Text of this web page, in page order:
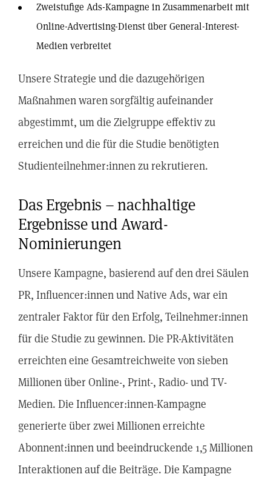
Zweistufige Ads-Kampagne in Zusammenarbeit mit
Online-Advertising-Dienst über General-Interest-
Medien verbreitet
Unsere Strategie und die dazugehörigen
Maßnahmen waren sorgfältig aufeinander
abgestimmt, um die Zielgruppe effektiv zu
erreichen und die für die Studie benötigten
Studienteilnehmer:innen zu rekrutieren.
Das Ergebnis – nachhaltige
Ergebnisse und Award-
Nominierungen
Unsere Kampagne, basierend auf den drei Säulen
PR, Influencer:innen und Native Ads, war ein
zentraler Faktor für den Erfolg, Teilnehmer:innen
für die Studie zu gewinnen. Die PR-Aktivitäten
erreichten eine Gesamtreichweite von sieben
Millionen über Online-, Print-, Radio- und TV-
Medien. Die Influencer:innen-Kampagne
generierte über zwei Millionen erreichte
Abonnent:innen und beeindruckende 1,5 Millionen
Interaktionen auf die Beiträge. Die Kampagne